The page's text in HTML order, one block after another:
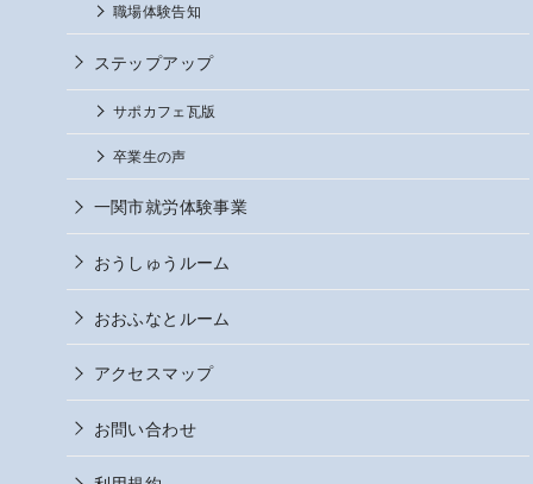
職場体験告知
ステップアップ
サポカフェ瓦版
卒業生の声
一関市就労体験事業
おうしゅうルーム
おおふなとルーム
アクセスマップ
お問い合わせ